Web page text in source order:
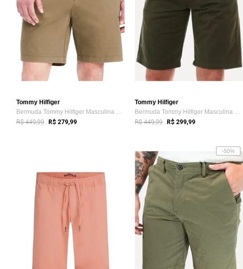
Tommy Hilfiger
Bermuda Tommy Hilfiger Masculina de Sarj...
R$ 449,99 R$ 279,99
Tommy Hilfiger
Bermuda Tommy Hilfiger Masculina de Sarj...
R$ 449,99 R$ 299,99
-50%